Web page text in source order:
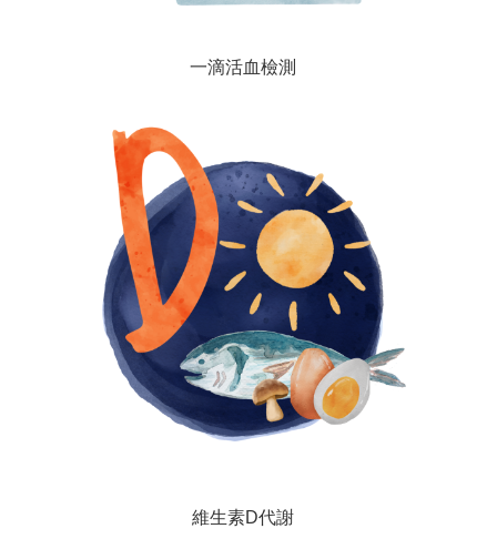
一滴活血檢測
維生素D代謝